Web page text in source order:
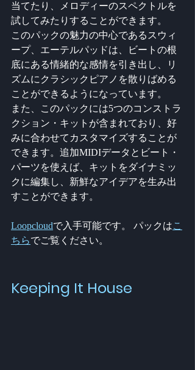
当てたり、メロディーのスペクトルを
試してみたりすることができます。
このパックの魅力の中心であるスウィ
ープ、エーテルパッドは、ビートの根
底にある情緒的な感情を引き出し、リ
ズムにクラシックピアノを散りばめる
ことができるようになっています。
また、このパックには5つのコンストラ
クション・キットが含まれており、好
みに合わせてカスタマイズすることが
できます。追加MIDIデータとビート・
パーツを使えば、キットをダイナミッ
クに編集し、新鮮なアイデアを生み出
すことができます。
Loopcloudで入手可能です。 パックはこ
ちらでご覧ください。
Keeping It House